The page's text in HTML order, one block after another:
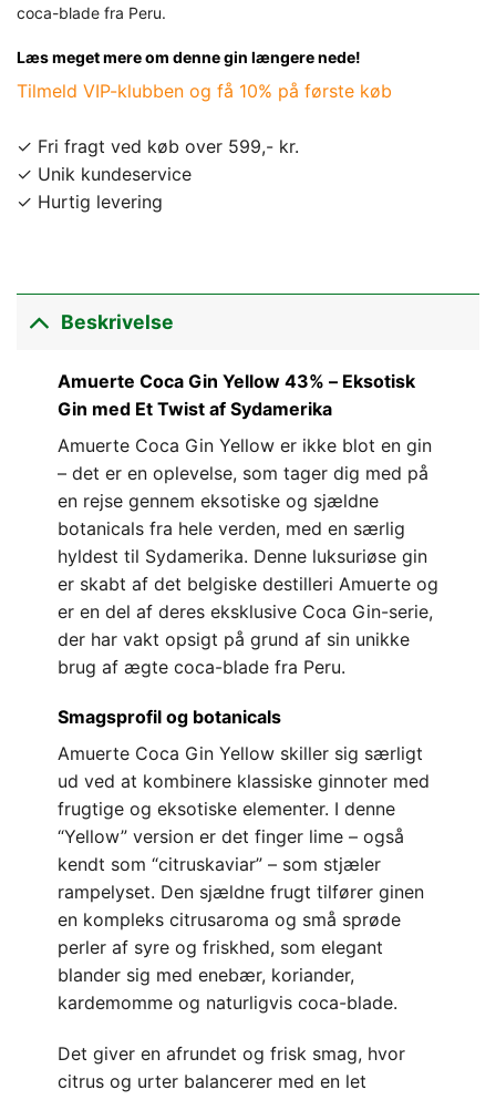
coca-blade fra Peru.
Læs meget mere om denne gin længere nede!
Tilmeld VIP-klubben og få 10% på første køb
✓ Fri fragt ved køb over 599,- kr.
✓ Unik kundeservice
✓ Hurtig levering
Beskrivelse
Amuerte Coca Gin Yellow 43% – Eksotisk
Gin med Et Twist af Sydamerika
Amuerte Coca Gin Yellow er ikke blot en gin
– det er en oplevelse, som tager dig med på
en rejse gennem eksotiske og sjældne
botanicals fra hele verden, med en særlig
hyldest til Sydamerika. Denne luksuriøse gin
er skabt af det belgiske destilleri Amuerte og
er en del af deres eksklusive Coca Gin-serie,
der har vakt opsigt på grund af sin unikke
brug af ægte coca-blade fra Peru.
Smagsprofil og botanicals
Amuerte Coca Gin Yellow skiller sig særligt
ud ved at kombinere klassiske ginnoter med
frugtige og eksotiske elementer. I denne
“Yellow” version er det finger lime – også
kendt som “citruskaviar” – som stjæler
rampelyset. Den sjældne frugt tilfører ginen
en kompleks citrusaroma og små sprøde
perler af syre og friskhed, som elegant
blander sig med enebær, koriander,
kardemomme og naturligvis coca-blade.
Det giver en afrundet og frisk smag, hvor
citrus og urter balancerer med en let